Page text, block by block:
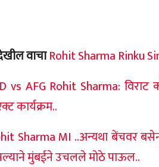
वाचाRohit Sharma Rinku
vs AFG Rohit Sharma: विराट
कार्यक्रम..
Sharma MI ..अन्यथा बेंचवर
मुंबईने उचलले मोठे पाऊल..